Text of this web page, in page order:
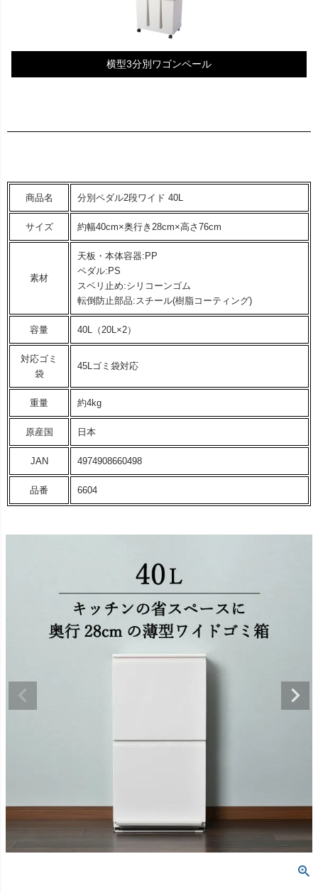
横型3分別ワゴンペール
商品名 分別ペダル2段ワイド 40L
サイズ 約幅40cm×奥行き28cm×高さ76cm
素材
天板・本体容器:PP
ペダル:PS
スベリ止め:シリコーンゴム
転倒防止部品:スチール(樹脂コーティング)
容量 40L（20L×2）
対応ゴミ
袋
45Lゴミ袋対応
重量 約4kg
原産国 日本
JAN 4974908660498
品番 6604